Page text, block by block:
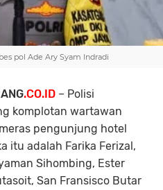
pol Ade Ary Syam Indradi
.CO.ID – Polisi
komplotan wartawan
pengunjung hotel
itu adalah Farika Ferizal,
Sihombing, Ester
San Fransisco Butar